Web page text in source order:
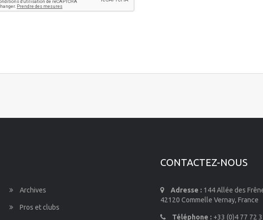
Archives
Pros et clubs
CONTACTEZ-NOUS
Adresse : 144 Allée des
42120 Commelle Vernay, France
Téléphone : +33 (0)4 77 72